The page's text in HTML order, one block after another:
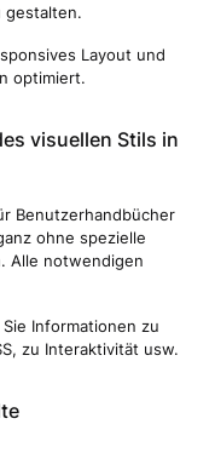
gestalten.
Layout und
optimiert.
visuellen Stils in
Benutzerhandbücher
ohne spezielle
Alle notwendigen
Informationen zu
zu Interaktivität usw.